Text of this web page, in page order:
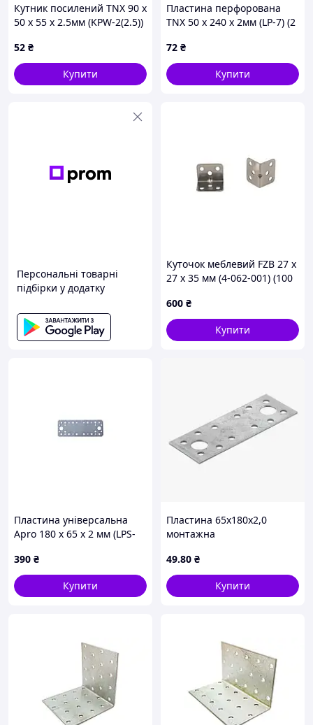
Кутник посилений TNX 90 х
50 х 55 х 2.5мм (KPW-2(2.5))
52 ₴
Купити
Пластина перфорована
TNX 50 х 240 х 2мм (LP-7) (2
72 ₴
Купити
Персональні товарні
підбірки у додатку
Куточок меблевий FZB 27 х
27 х 35 мм (4-062-001) (100
600 ₴
Купити
Пластина універсальна
Apro 180 x 65 x 2 мм (LPS-
390 ₴
Купити
Пластина 65х180х2,0
монтажна
49.80 ₴
Купити